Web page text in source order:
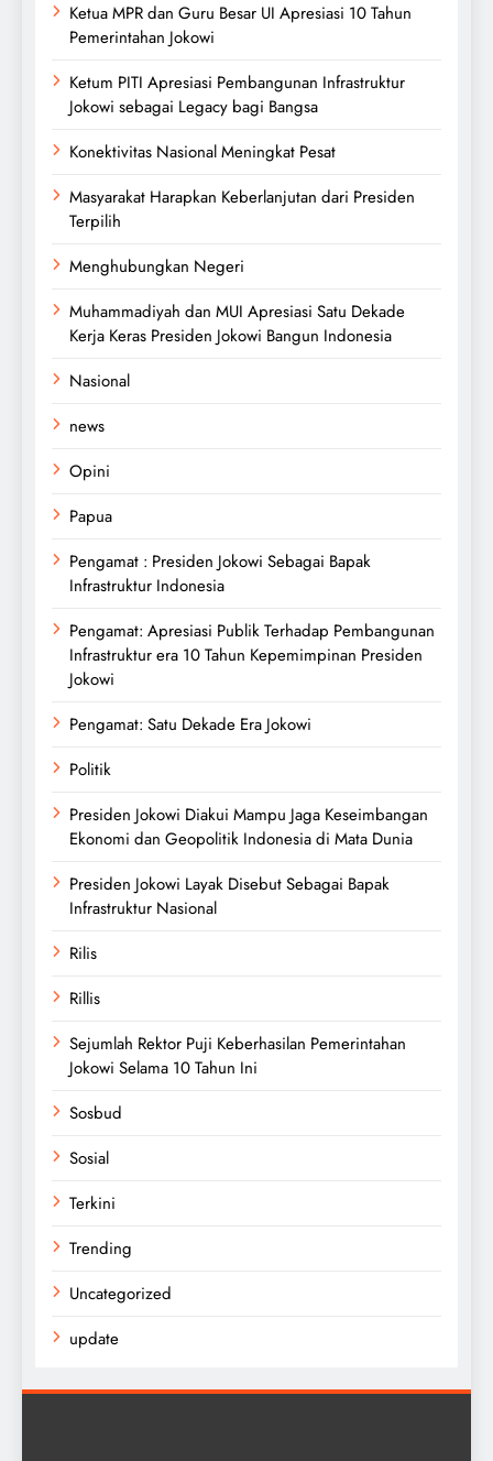
Ketua MPR dan Guru Besar UI Apresiasi 10 Tahun
Pemerintahan Jokowi
Ketum PITI Apresiasi Pembangunan Infrastruktur
Jokowi sebagai Legacy bagi Bangsa
Konektivitas Nasional Meningkat Pesat
Masyarakat Harapkan Keberlanjutan dari Presiden
Terpilih
Menghubungkan Negeri
Muhammadiyah dan MUI Apresiasi Satu Dekade
Kerja Keras Presiden Jokowi Bangun Indonesia
Nasional
news
Opini
Papua
Pengamat : Presiden Jokowi Sebagai Bapak
Infrastruktur Indonesia
Pengamat: Apresiasi Publik Terhadap Pembangunan
Infrastruktur era 10 Tahun Kepemimpinan Presiden
Jokowi
Pengamat: Satu Dekade Era Jokowi
Politik
Presiden Jokowi Diakui Mampu Jaga Keseimbangan
Ekonomi dan Geopolitik Indonesia di Mata Dunia
Presiden Jokowi Layak Disebut Sebagai Bapak
Infrastruktur Nasional
Rilis
Rillis
Sejumlah Rektor Puji Keberhasilan Pemerintahan
Jokowi Selama 10 Tahun Ini
Sosbud
Sosial
Terkini
Trending
Uncategorized
update